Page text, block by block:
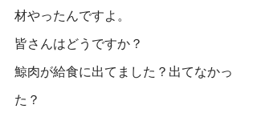
材やったんですよ。
皆さんはどうですか？
鯨肉が給食に出てました？出てなかっ
た？